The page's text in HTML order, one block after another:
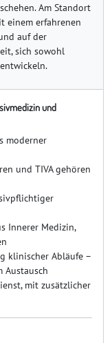
Am Standort
einem erfahrenen
auf der
sich sowohl
und
moderner
und TIVA gehören
Innerer Medizin,
klinischer Abläufe –
Austausch
mit zusätzlicher